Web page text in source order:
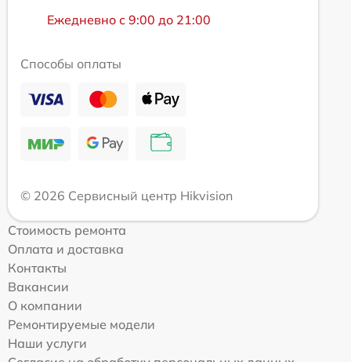
Ежедневно с 9:00 до 21:00
Способы оплаты
© 2026 Сервисный центр Hikvision
Стоимость ремонта
Оплата и доставка
Контакты
Вакансии
О компании
Ремонтируемые модели
Наши услуги